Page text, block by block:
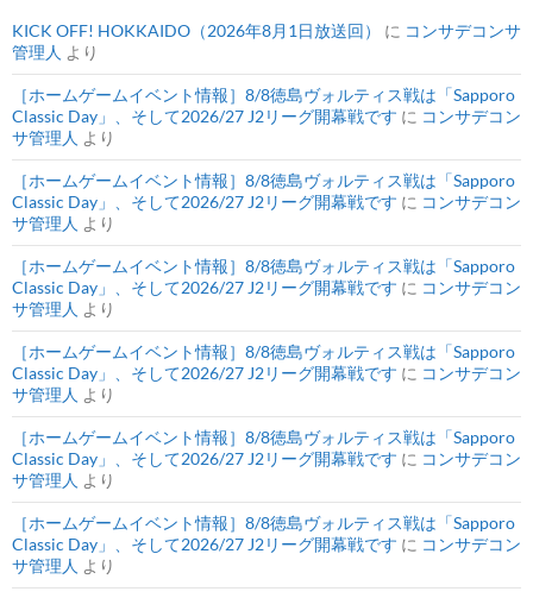
KICK OFF! HOKKAIDO（2026年8月1日放送回） に コンサデコンサ
管理人 より
［ホームゲームイベント情報］8/8徳島ヴォルティス戦は「Sapporo
Classic Day」、そして2026/27 J2リーグ開幕戦です に コンサデコン
サ管理人 より
［ホームゲームイベント情報］8/8徳島ヴォルティス戦は「Sapporo
Classic Day」、そして2026/27 J2リーグ開幕戦です に コンサデコン
サ管理人 より
［ホームゲームイベント情報］8/8徳島ヴォルティス戦は「Sapporo
Classic Day」、そして2026/27 J2リーグ開幕戦です に コンサデコン
サ管理人 より
［ホームゲームイベント情報］8/8徳島ヴォルティス戦は「Sapporo
Classic Day」、そして2026/27 J2リーグ開幕戦です に コンサデコン
サ管理人 より
［ホームゲームイベント情報］8/8徳島ヴォルティス戦は「Sapporo
Classic Day」、そして2026/27 J2リーグ開幕戦です に コンサデコン
サ管理人 より
［ホームゲームイベント情報］8/8徳島ヴォルティス戦は「Sapporo
Classic Day」、そして2026/27 J2リーグ開幕戦です に コンサデコン
サ管理人 より